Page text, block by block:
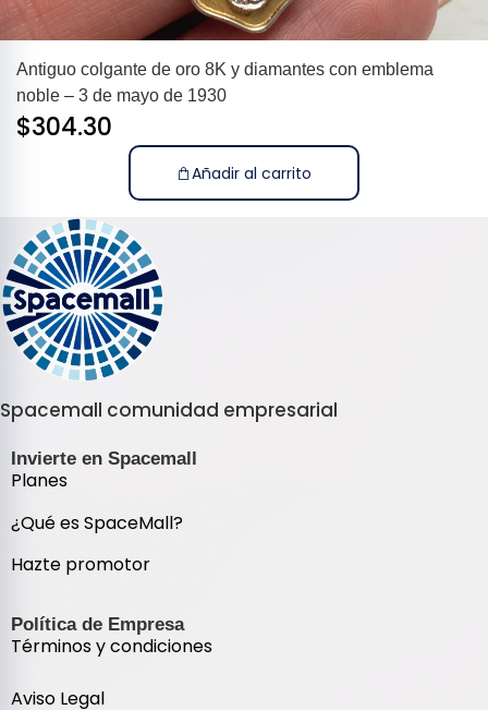
Antiguo colgante de oro 8K y diamantes con emblema
noble – 3 de mayo de 1930
$304.30
Añadir al carrito
Spacemall comunidad empresarial
Invierte en Spacemall
Planes
¿Qué es SpaceMall?
Hazte promotor
Política de Empresa
Términos y condiciones
Aviso Legal